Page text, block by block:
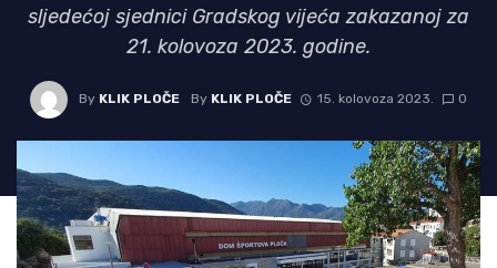
sljedećoj sjednici Gradskog vijeća zakazanoj za
21. kolovoza 2023. godine.
By KLIK PLOČE By KLIK PLOČE 15. kolovoza 2023. 0